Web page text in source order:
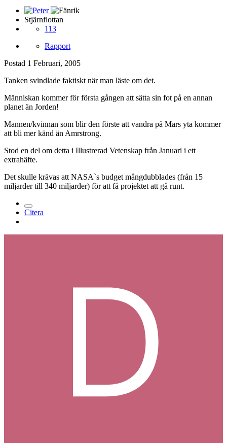
Stjärnflottan
113
Rapport
Postad 1 Februari, 2005
Tanken svindlade faktiskt när man läste om det.
Människan kommer för första gången att sätta sin fot på en annan
planet än Jorden!
Mannen/kvinnan som blir den förste att vandra på Mars yta kommer
att bli mer känd än Amrstrong.
Stod en del om detta i Illustrerad Vetenskap från Januari i ett
extrahäfte.
Det skulle krävas att NASA`s budget mångdubblades (från 15
miljarder till 340 miljarder) för att få projektet att gå runt.
Citera